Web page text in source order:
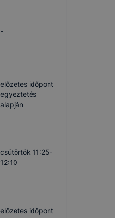
-
előzetes időpont
egyeztetés
alapján
csütörtök 11:25-
12:10
előzetes időpont